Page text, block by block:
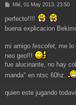
M
n
e
Mié, 01 May 2013, 23:50
perfecto!!!!
buena explicacion
mi amigo fescofet , me
neo geo!!!
fue alucinante, no hay
manda" en ntsc 60hz.
quien este jugando